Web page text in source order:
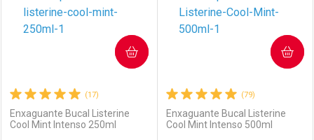
(17)
Enxaguante Bucal Listerine
Cool Mint Intenso 250ml
COMPRAR
(79)
Enxaguante Bucal Listerine
Cool Mint Intenso 500ml
COMPRAR